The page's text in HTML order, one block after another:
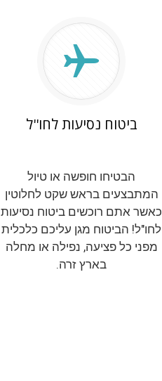
ביטוח נסיעות לחו''ל
הבטיחו חופשה או טיול
המתבצעים בראש שקט לחלוטין
כאשר אתם רוכשים ביטוח נסיעות
לחו"ל! הביטוח מגן עליכם כלכלית
מפני כל פציעה, נפילה או מחלה
בארץ זרה.